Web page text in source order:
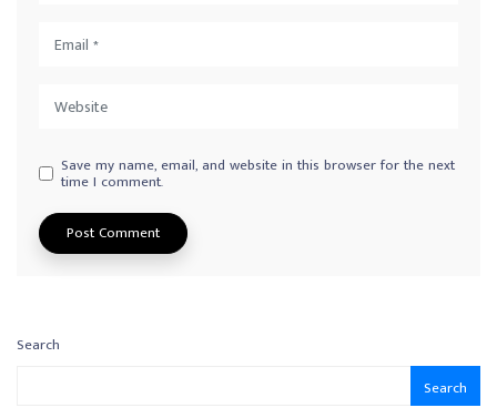
Save my name, email, and website in this browser for the next
time I comment.
Search
Search